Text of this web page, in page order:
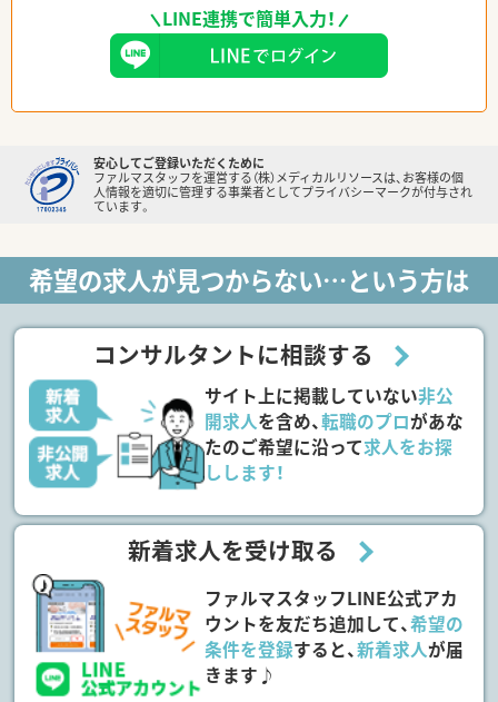
LINE連携で簡単入力！
安心してご登録いただくために
ファルマスタッフを運営する（株）メディカルリソースは、お客様の個
人情報を適切に管理する事業者としてプライバシーマークが付与され
ています。
希望の求人が見つからない…という方は
コンサルタントに相談する
サイト上に掲載していない非公
開求人を含め、転職のプロがあな
たのご希望に沿って求人をお探
しします！
新着求人を受け取る
ファルマスタッフLINE公式アカ
ウントを友だち追加して、希望の
条件を登録すると、新着求人が届
きます♪